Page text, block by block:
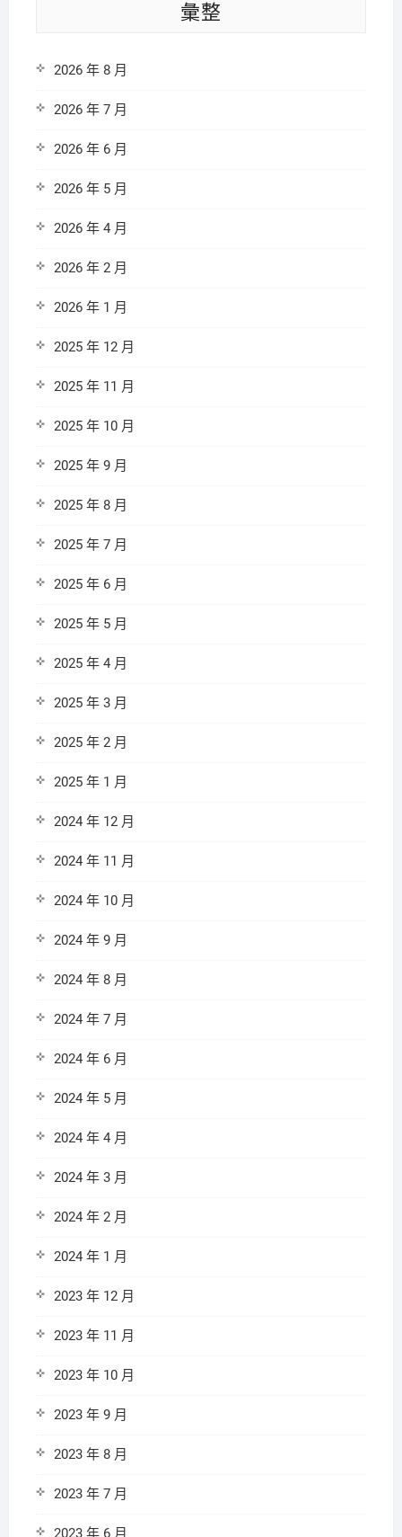
彙整
2026 年 8 月
2026 年 7 月
2026 年 6 月
2026 年 5 月
2026 年 4 月
2026 年 2 月
2026 年 1 月
2025 年 12 月
2025 年 11 月
2025 年 10 月
2025 年 9 月
2025 年 8 月
2025 年 7 月
2025 年 6 月
2025 年 5 月
2025 年 4 月
2025 年 3 月
2025 年 2 月
2025 年 1 月
2024 年 12 月
2024 年 11 月
2024 年 10 月
2024 年 9 月
2024 年 8 月
2024 年 7 月
2024 年 6 月
2024 年 5 月
2024 年 4 月
2024 年 3 月
2024 年 2 月
2024 年 1 月
2023 年 12 月
2023 年 11 月
2023 年 10 月
2023 年 9 月
2023 年 8 月
2023 年 7 月
2023 年 6 月